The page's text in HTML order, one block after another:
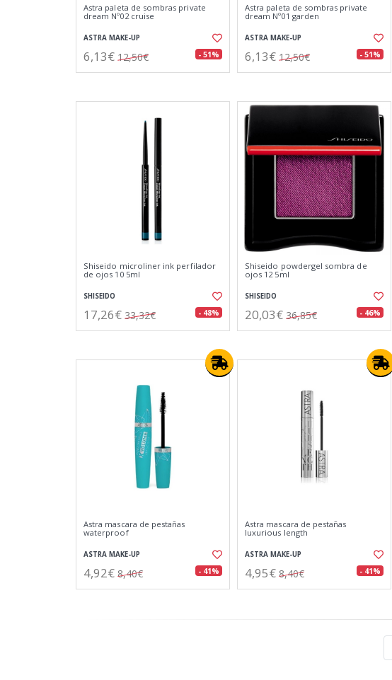
Astra paleta de sombras private
dream Nº02 cruise
ASTRA MAKE-UP
6,13€ 12,50€ - 51%
Astra paleta de sombras private
dream Nº01 garden
ASTRA MAKE-UP
6,13€ 12,50€ - 51%
Shiseido microliner ink perfilador
de ojos 10 5ml
SHISEIDO
17,26€ 33,32€ - 48%
Shiseido powdergel sombra de
ojos 12 5ml
SHISEIDO
20,03€ 36,85€ - 46%
Astra mascara de pestañas
waterproof
ASTRA MAKE-UP
4,92€ 8,40€ - 41%
Astra mascara de pestañas
luxurious length
ASTRA MAKE-UP
4,95€ 8,40€ - 41%